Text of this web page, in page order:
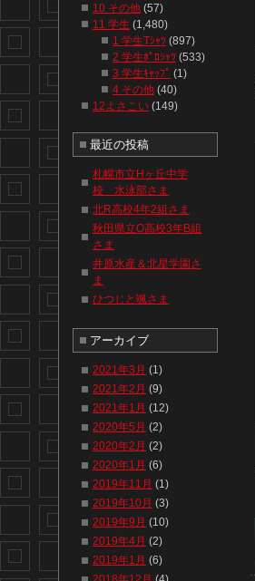
10 その他 (57)
11 学生 (1,480)
1 学生Tｼｬﾂ (897)
2 学生ﾎﾟﾛｼｬﾂ (533)
3 学生ｷｬｯﾌﾟ (1)
4 その他 (40)
12よさこい (149)
最近の投稿
札幌市立Hヶ丘中学
校 水泳部さま
北R高校4年2組さま
秋田県立O高校3年B組
さま
井原水産＆北星学園さ
ま
ひつじと颯さま
アーカイブ
2021年3月 (1)
2021年2月 (9)
2021年1月 (12)
2020年5月 (2)
2020年2月 (2)
2020年1月 (6)
2019年11月 (1)
2019年10月 (3)
2019年9月 (10)
2019年4月 (2)
2019年1月 (6)